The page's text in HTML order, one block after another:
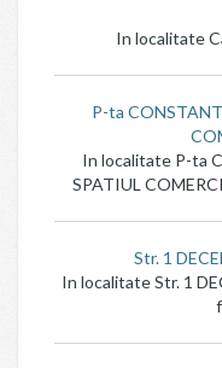
In localitate
P-ta
In localitate P-ta
SPATIUL
Str. 1
In localitate Str. 1